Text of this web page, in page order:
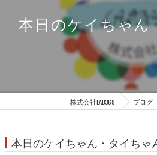
本日のケイちゃん
株式会社LAD369 ブログ
本日のケイちゃん・タイちゃ